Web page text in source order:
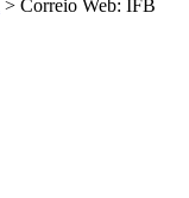
> Correio Web: IFB